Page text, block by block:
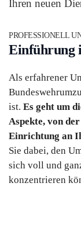
Ihren neuen
PROFESSIONELL
Einführung
Als erfahrener
ist. Es geht um
Aspekte, von
Einrichtung an
Sie dabei, den
sich voll und
konzentrieren